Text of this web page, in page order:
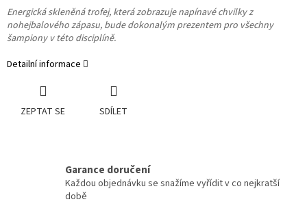
Energická skleněná trofej, která zobrazuje napínavé chvilky z
nohejbalového zápasu, bude dokonalým prezentem pro všechny
šampiony v této disciplíně.
Detailní informace
ZEPTAT SE SDÍLET
Garance doručení
Každou objednávku se snažíme vyřídit v co nejkratší
době